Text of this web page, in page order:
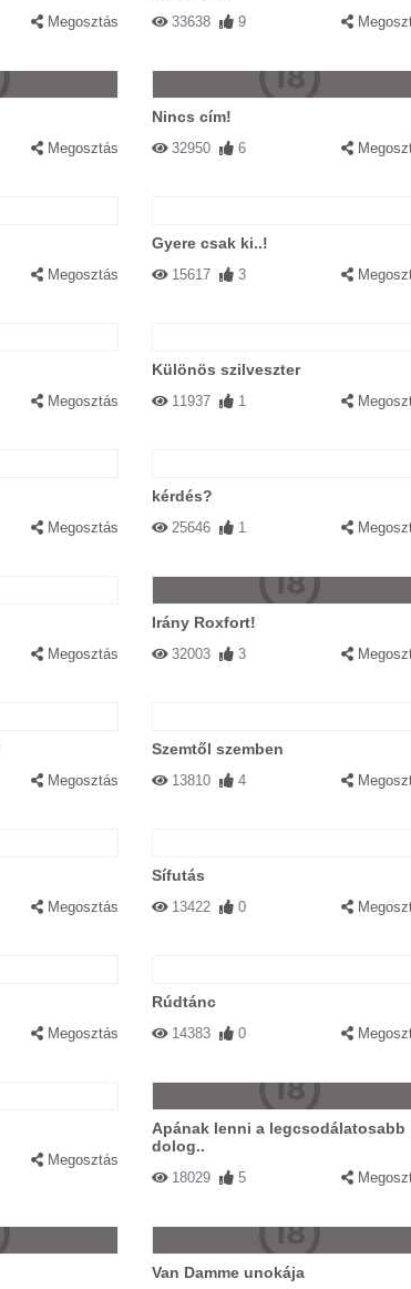
Megosztás 33638 9
Megosztás
Nincs cím!
32950 6
Megosztás
Gyere csak ki..!
15617 3
Megosztás
Különös szilveszter
11937 1
Megosztás
kérdés?
25646 1
Megosztás
Irány Roxfort!
32003 3
Megosztás
Szemtől szemben
13810 4
Megosztás
Sífutás
13422 0
Megosztás
Rúdtánc
14383 0
Megosztás
Apának lenni a legcsodálatosabb
dolog..
18029 5
Van Damme unokája